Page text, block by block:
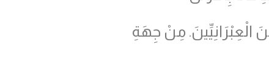
الْعِبْرَانِيِّينَ. مِنْ جِهَةِ